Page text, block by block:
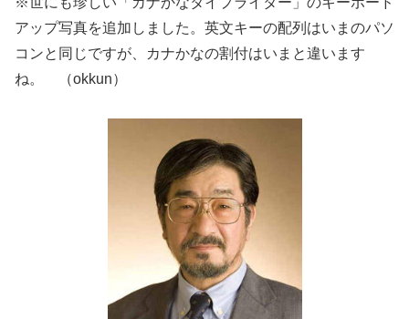
アップ写真を追加しました。英文キーの配列はいまのパソ
コンと同じですが、カナかなの割付はいまと違います
ね。 （okkun）